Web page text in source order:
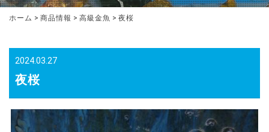
ホーム > 商品情報 > 高級金魚 > 夜桜
2024.03.27
夜桜